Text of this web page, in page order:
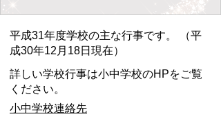
平成31年度学校の主な行事です。 （平
成30年12月18日現在）
詳しい学校行事は小中学校のHPをご覧
ください。
小中学校連絡先